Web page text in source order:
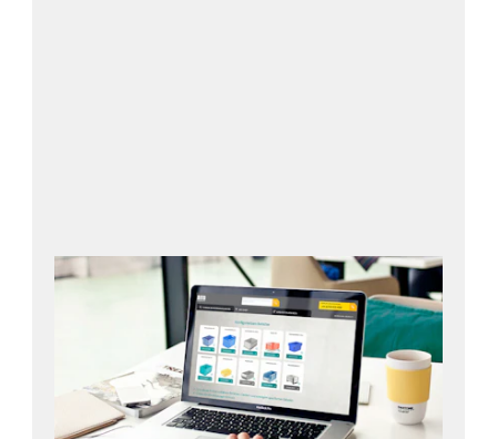
Konfigurer din favoritkasse nu